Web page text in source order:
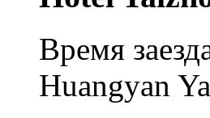
Время
Huangyan